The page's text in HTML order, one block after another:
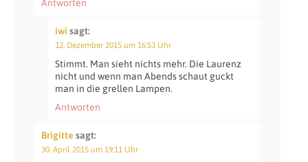
Antworten
iwi sagt:
12. Dezember 2015 um 16:53 Uhr
Stimmt. Man sieht nichts mehr. Die Laurenz
nicht und wenn man Abends schaut guckt
man in die grellen Lampen.
Antworten
Brigitte sagt:
30. April 2015 um 19:11 Uhr